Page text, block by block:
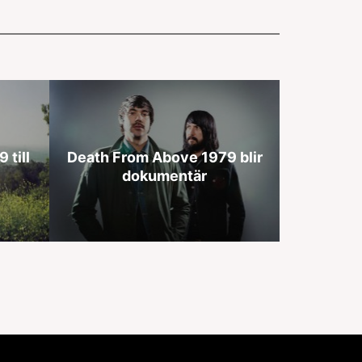
till
Death From Above 1979 blir
dokumentär